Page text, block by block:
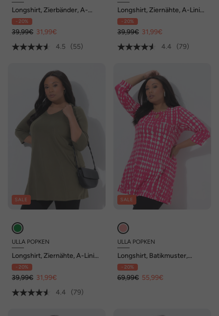
Longshirt, Zierbänder, A-
Linie, V-Ausschnitt, 3/4-Arm
- 20%
39,99€ 31,99€
4.5
(55)
Longshirt, Ziernähte, A-Linie,
V-Ausschnitt, 3/4-Arm
- 20%
39,99€ 31,99€
4.4
(79)
SALE
ULLA POPKEN
Longshirt, Ziernähte, A-Linie,
V-Ausschnitt, 3/4-Arm
- 20%
39,99€ 31,99€
4.4
(79)
SALE
ULLA POPKEN
Longshirt, Batikmuster,
Keyhole, Rundhals, 3/4-Arm
- 20%
69,99€ 55,99€